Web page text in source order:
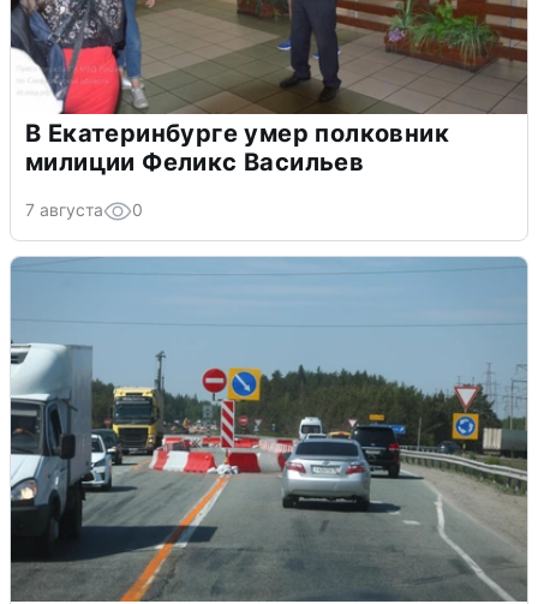
В Екатеринбурге умер полковник
милиции Феликс Васильев
7 августа 0